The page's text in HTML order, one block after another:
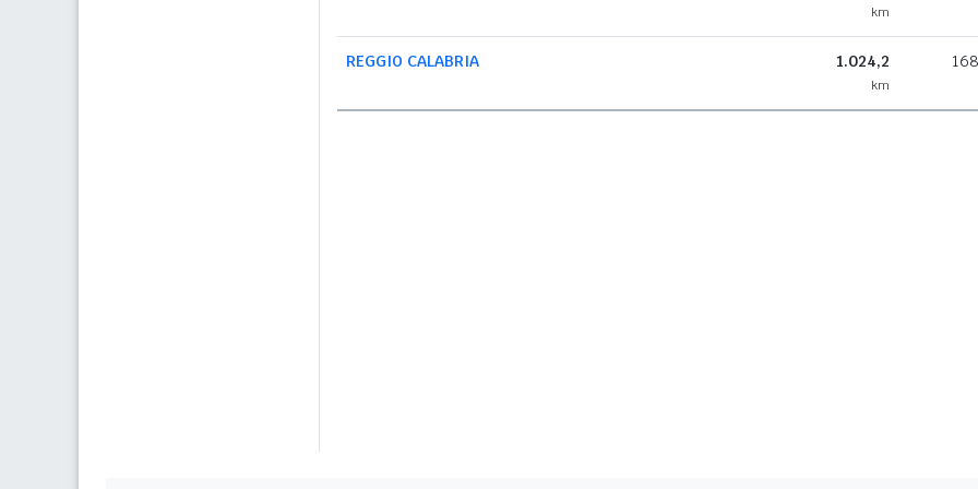
km
REGGIO CALABRIA 1.024,2
km